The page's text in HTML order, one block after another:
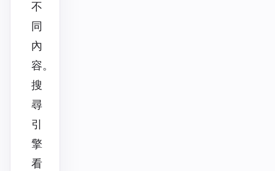
不
同
內
容。
搜
尋
引
擎
看